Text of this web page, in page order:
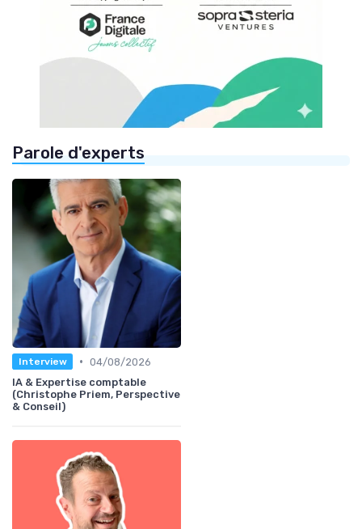
Parole d'experts
Interview • 04/08/2026
IA & Expertise comptable
(Christophe Priem, Perspective
& Conseil)